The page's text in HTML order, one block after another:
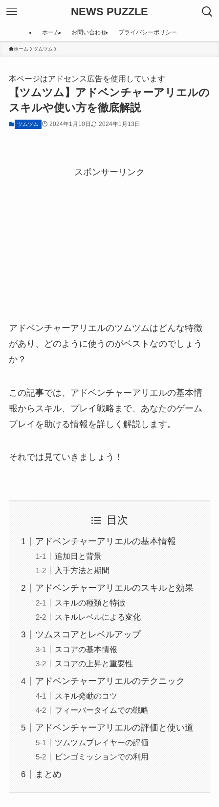
NEWS PUZZLE
ホーム お問い合わせ プライバシーポリシー
ホーム ツムツム
本ページはアドセンス広告を使用しています
【ツムツム】アドベンチャーアリエルの
スキルや使い方を徹底解説
ツムツム 2024年1月10日 2024年1月13日
スポンサーリンク
アドベンチャーアリエルのツムツムはどんな特徴
があり、どのように使うのがベストなのでしょう
か？
この記事では、アドベンチャーアリエルの基本情
報からスキル、プレイ戦略まで、あなたのゲーム
プレイを助ける情報を詳しく解説します。
それでは見ていきましょう！
目次
アドベンチャーアリエルの基本情報
追加日と背景
入手方法と期間
アドベンチャーアリエルのスキルと効果
スキルの種類と特徴
スキルレベルによる変化
ツムスコアとレベルアップ
スコアの基本情報
スコアの上昇と重要性
アドベンチャーアリエルのテクニック
スキル発動のコツ
フィーバータイムでの戦略
アドベンチャーアリエルの評価と使い道
ツムツムプレイヤーの評価
ビンゴミッションでの利用
まとめ